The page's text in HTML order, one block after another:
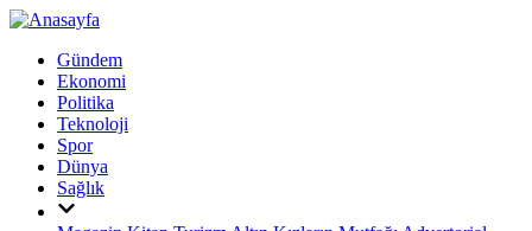
Gündem
Ekonomi
Politika
Teknoloji
Spor
Dünya
Sağlık